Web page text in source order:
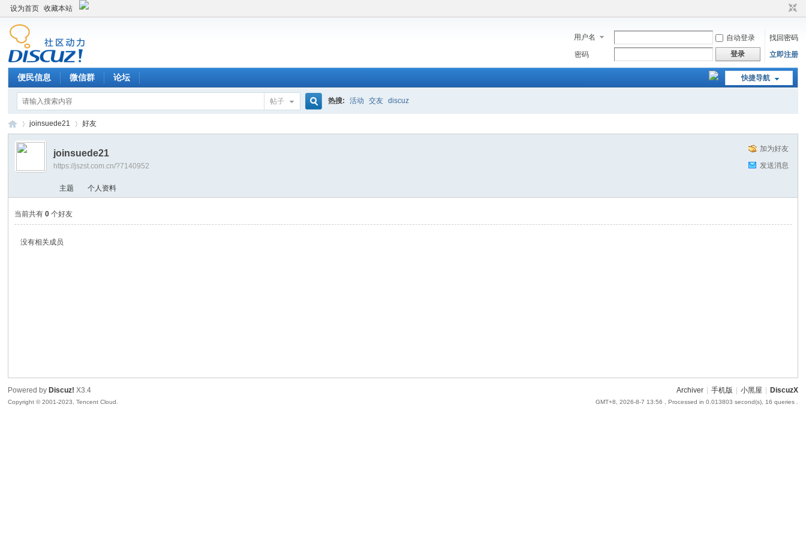
设为首页 收藏本站
用户名 自动登录
找回密码
密码
登录 立即注册
快捷导航
便民信息 微信群 论坛
帖子 热搜: 活动 交友 discuz
›
joinsuede21 好友
加为好友
发送消息
joinsuede21
https://jszst.com.cn/?7140952
主题 个人资料
当前共有0 个好友
没有相关成员
Archiver 手机版 小黑屋 DiscuzX
GMT+8, 2026-8-7 13:56 , Processed in 0.013803 second(s), 16 queries .
Powered by Discuz! X3.4
Copyright © 2001-2023, Tencent Cloud.